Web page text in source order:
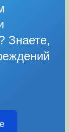
Знаете,